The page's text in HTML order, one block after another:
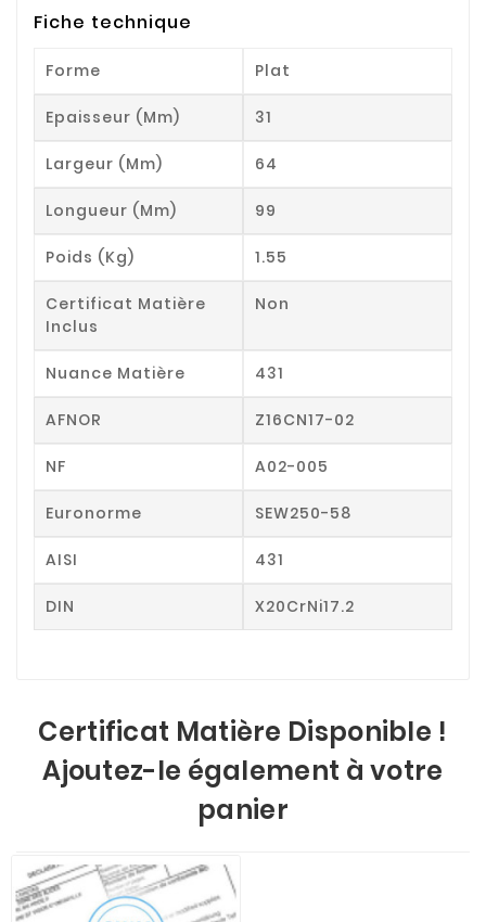
Fiche technique
Forme Plat
Epaisseur (mm) 31
Largeur (mm) 64
Longueur (mm) 99
Poids (kg) 1.55
Certificat Matière
Inclus
Non
Nuance Matière 431
AFNOR Z16CN17-02
NF A02-005
Euronorme SEW250-58
AISI 431
DIN X20CrNi17.2
Certificat Matière Disponible !
Ajoutez-le également à votre
panier